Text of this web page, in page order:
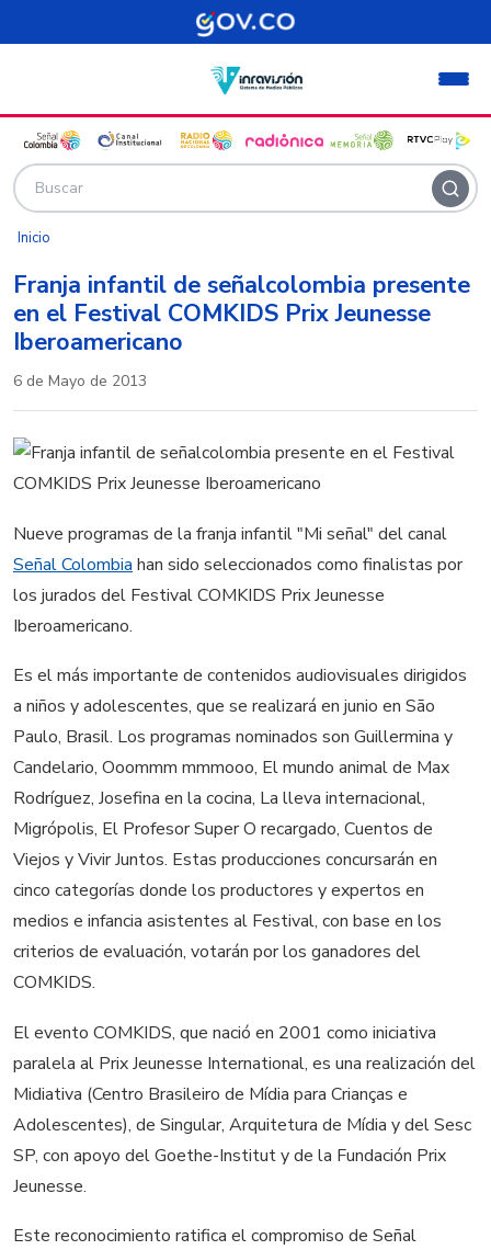
Pasar al contenido principal
Inicio
Franja infantil de señalcolombia presente
en el Festival COMKIDS Prix Jeunesse
Iberoamericano
6 de Mayo de 2013
Nueve programas de la franja infantil "Mi señal" del canal
Señal Colombia han sido seleccionados como finalistas por
los jurados del Festival COMKIDS Prix Jeunesse
Iberoamericano.
Es el más importante de contenidos audiovisuales dirigidos
a niños y adolescentes, que se realizará en junio en São
Paulo, Brasil. Los programas nominados son Guillermina y
Candelario, Ooommm mmmooo, El mundo animal de Max
Rodríguez, Josefina en la cocina, La lleva internacional,
Migrópolis, El Profesor Super O recargado, Cuentos de
Viejos y Vivir Juntos. Estas producciones concursarán en
cinco categorías donde los productores y expertos en
medios e infancia asistentes al Festival, con base en los
criterios de evaluación, votarán por los ganadores del
COMKIDS.
El evento COMKIDS, que nació en 2001 como iniciativa
paralela al Prix Jeunesse International, es una realización del
Midiativa (Centro Brasileiro de Mídia para Crianças e
Adolescentes), de Singular, Arquitetura de Mídia y del Sesc
SP, con apoyo del Goethe-Institut y de la Fundación Prix
Jeunesse.
Este reconocimiento ratifica el compromiso de Señal